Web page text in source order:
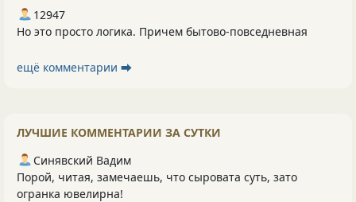
12947
Но это просто логика. Причем бытово-повседневная
ещё комментарии ⮕
ЛУЧШИЕ КОММЕНТАРИИ ЗА СУТКИ
Синявский Вадим
Порой, читая, замечаешь, что сыровата суть, зато
огранка ювелирна!